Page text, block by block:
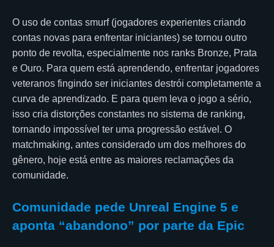
O uso de contas smurf (jogadores experientes criando
contas novas para enfrentar iniciantes) se tornou outro
ponto de revolta, especialmente nos ranks Bronze, Prata
e Ouro. Para quem está aprendendo, enfrentar jogadores
veteranos fingindo ser iniciantes destrói completamente a
curva de aprendizado. E para quem leva o jogo a sério,
isso cria distorções constantes no sistema de ranking,
tornando impossível ter uma progressão estável. O
matchmaking, antes considerado um dos melhores do
gênero, hoje está entre as maiores reclamações da
comunidade.
Comunidade pede Unreal Engine 5 e
aponta “abandono” por parte da Epic